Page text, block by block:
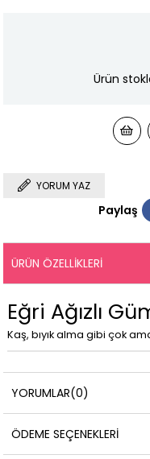
Ürün
YORUM YAZ
Paylaş
ÜRÜN ÖZELLIKLERI
Eğri Ağızlı
Kaş, bıyık alma gibi çok
YORUMLAR(0)
ÖDEME SEÇENEKLERI